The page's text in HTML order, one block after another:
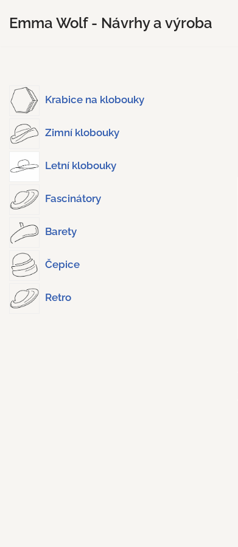
Emma Wolf - Návrhy a výroba
Krabice na klobouky
Zimní klobouky
Letní klobouky
Fascinátory
Barety
Čepice
Retro